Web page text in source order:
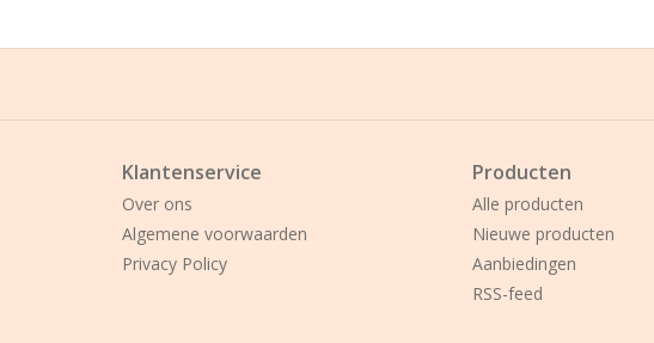
Klantenservice
Over ons
Algemene voorwaarden
Privacy Policy
Producten
Alle producten
Nieuwe producten
Aanbiedingen
RSS-feed